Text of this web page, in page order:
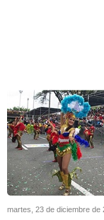
martes, 23 de diciembre de